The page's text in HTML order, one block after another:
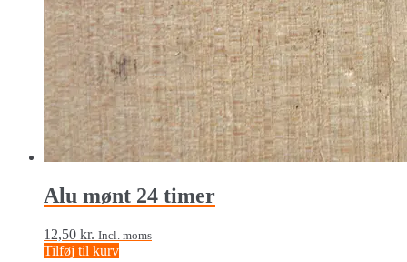
Alu mønt 24 timer
12,50 kr. Incl. moms
Tilføj til kurv